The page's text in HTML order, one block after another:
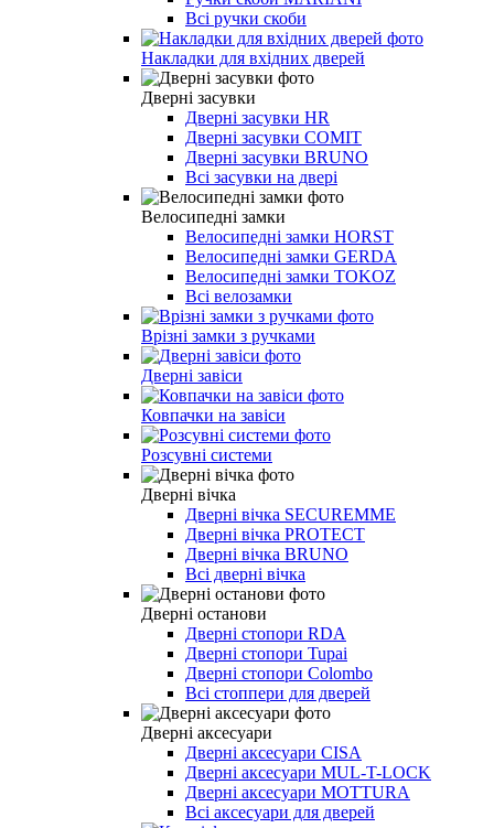
Всі ручки скоби
Накладки для вхідних дверей
Дверні засувки
Дверні засувки HR
Дверні засувки COMIT
Дверні засувки BRUNO
Всі засувки на двері
Велосипедні замки
Велосипедні замки HORST
Велосипедні замки GERDA
Велосипедні замки TOKOZ
Всі велозамки
Врізні замки з ручками
Дверні завіси
Ковпачки на завіси
Розсувні системи
Дверні вічка
Дверні вічка SECUREMME
Дверні вічка PROTECT
Дверні вічка BRUNO
Всі дверні вічка
Дверні останови
Дверні стопори RDA
Дверні стопори Tupai
Дверні стопори Colombo
Всі стоппери для дверей
Дверні аксесуари
Дверні аксесуари CISA
Дверні аксесуари MUL-T-LOCK
Дверні аксесуари MOTTURA
Всі аксесуари для дверей